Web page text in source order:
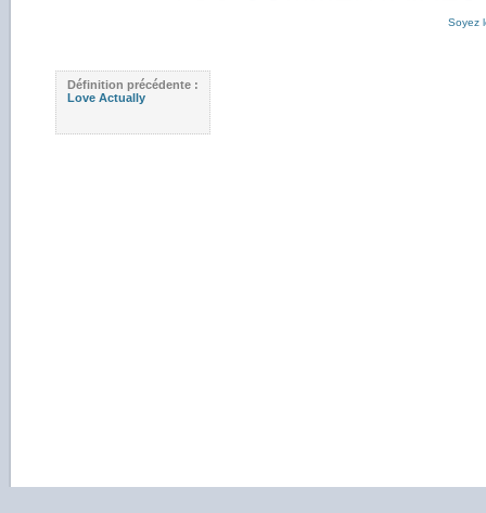
Soyez
Définition précédente :
Love Actually